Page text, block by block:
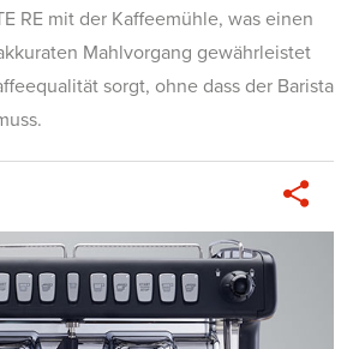
RE mit der Kaffeemühle, was einen
Mahlvorgang gewährleistet
sorgt, ohne dass der Barista